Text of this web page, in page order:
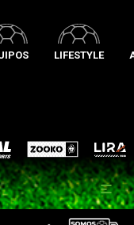
LIFESTYLE
Zooko Lira
